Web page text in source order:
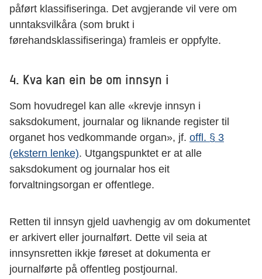
påført klassifiseringa. Det avgjerande vil vere om
unntaksvilkåra (som brukt i
førehandsklassifiseringa) framleis er oppfylte.
4. Kva kan ein be om innsyn i
Som hovudregel kan alle «krevje innsyn i
saksdokument, journalar og liknande register til
organet hos vedkommande organ», jf. offl. § 3
(ekstern lenke). Utgangspunktet er at alle
saksdokument og journalar hos eit
forvaltningsorgan er offentlege.
Retten til innsyn gjeld uavhengig av om dokumentet
er arkivert eller journalført. Dette vil seia at
innsynsretten ikkje føreset at dokumenta er
journalførte på offentleg postjournal.